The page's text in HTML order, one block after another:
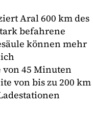
Aral 600 km des
befahrene
können mehr
45 Minuten
von bis zu 200 km